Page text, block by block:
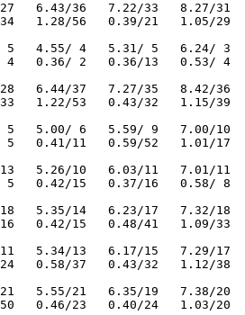
6.43/36   7.22/33   8.27/31
1.28/56   0.39/21   1.05/
4   5.31/ 5   6.24/ 3
0.36/ 2   0.36/13   0.53/ 4
6.44/37   7.27/35   8.42/36
1.22/53   0.43/32   1.15/
5.00/ 6   5.59/ 9   7.00/10
0.41/11   0.59/52   1.01/
5.26/10   6.03/11   7.01/11
0.42/15   0.37/16   0.58/
14   6.23/17   7.32/18
0.42/15   0.48/41   1.09/
13   6.17/15   7.29/17
0.58/37   0.43/32   1.12/
5.55/21   6.35/19   7.38/20
0.46/23   0.40/24   1.03/